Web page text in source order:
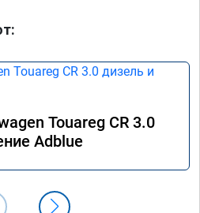
Touareg CR 3.0
Adblue